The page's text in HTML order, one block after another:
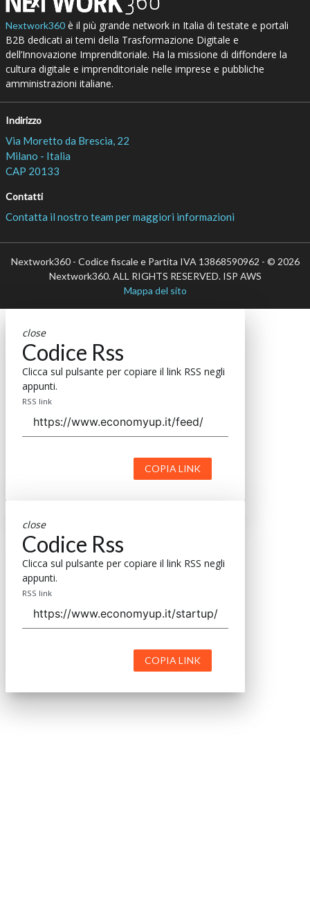
Nextwork360è il più grande network in Italia di testate e portali
B2B dedicati ai temi della Trasformazione Digitale e
dell’Innovazione Imprenditoriale. Ha la missione di diffondere la
cultura digitale e imprenditoriale nelle imprese e pubbliche
amministrazioni italiane.
Indirizzo
Via Moretto da Brescia, 22
Milano - Italia
CAP 20133
Contatti
Contatta il nostro team per maggiori informazioni
Nextwork360 - Codice fiscale e Partita IVA 13868590962 - © 2026
Nextwork360. ALL RIGHTS RESERVED. ISP AWS
Mappa del sito
close
Codice Rss
Clicca sul pulsante per copiare il link RSS negli
appunti.
RSS link
COPIA LINK
close
Codice Rss
Clicca sul pulsante per copiare il link RSS negli
appunti.
RSS link
COPIA LINK